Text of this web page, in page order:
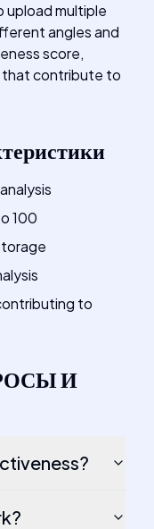
multiple
angles and
score,
that contribute to
100
to
И